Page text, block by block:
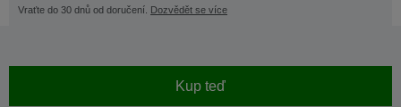
Vraťte do 30 dnů od doručení. Dozvědět se více
Kup teď